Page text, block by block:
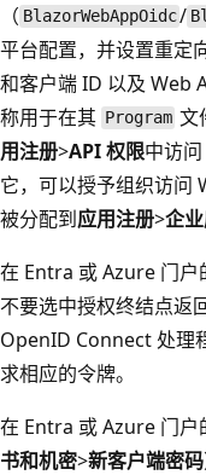
（ BlazorWebAppOidc/
平台配置，并设置重定
和客户端 ID 以及 Web
称用于在其 Program 文
用注册>API 权限中访
它，可以授予组织访问
被分配到应用注册>企
在 Entra 或 Azure 门户
不要选中授权终结点返
OpenID Connect 处理
求相应的令牌。
在 Entra 或 Azure 门户
书和机密>新客户端密码